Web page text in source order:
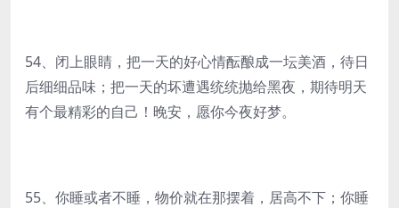
54、闭上眼睛，把一天的好心情酝酿成一坛美酒，待日
后细细品味；把一天的坏遭遇统统抛给黑夜，期待明天
有个最精彩的自己！晚安，愿你今夜好梦。
55、你睡或者不睡，物价就在那摆着，居高不下；你睡